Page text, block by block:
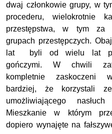
dwaj członkowie grupy, w
procederu, wielokrotnie
przestępstwa, w tym za
grupach przestępczych.
lat byli od wielu lat
gończymi. W chwili
kompletnie zaskoczeni
bardziej, że korzystali
umożliwiającego
Mieszkanie w którym
dopiero wynajęte na